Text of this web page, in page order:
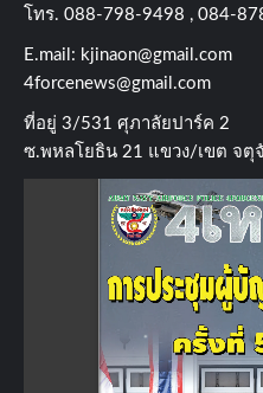
โทร​. 088-798-9498 , 084-
E.mail: kjinaon@gmail.com
4forcenews@gmail.com
ที่อยู่​ 3/531​ ศุภาลัยปาร์ค​ 2
ซ.พหลโยธิน​ 21​ แขวง/เขต​ จตุ